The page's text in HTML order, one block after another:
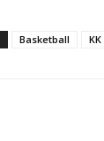
Basketball